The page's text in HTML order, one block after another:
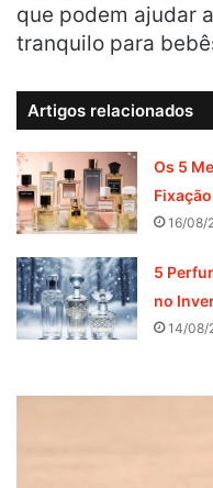
que podem ajudar
tranquilo para
Artigos relacionados
Os 5
16/08/
5
no
14/08/